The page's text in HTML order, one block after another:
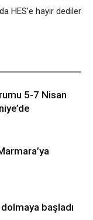
HES’e hayır dediler
5-7 Nisan
başladı